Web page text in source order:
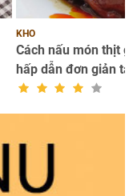
KHO
Cách nấu món thịt
hấp dẫn đơn giản tại